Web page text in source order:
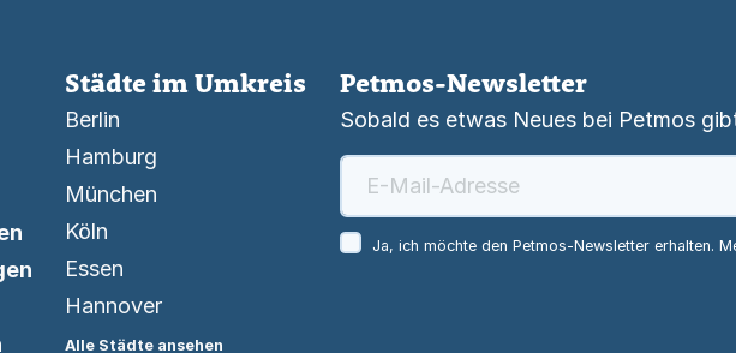
Städte im Umkreis
Berlin
Hamburg
München
Köln
Essen
Hannover
Alle Städte ansehen
Petmos-Newsletter
Sobald es etwas Neues bei Petmos
Ja, ich möchte den Petmos-Newsletter erhalten.